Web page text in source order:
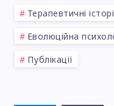
Терапевтичні
Еволюційна
Публікації